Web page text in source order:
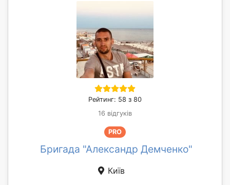
Рейтинг: 58 з 80
16 відгуків
PRO
Бригада "Александр Демченко"
Київ